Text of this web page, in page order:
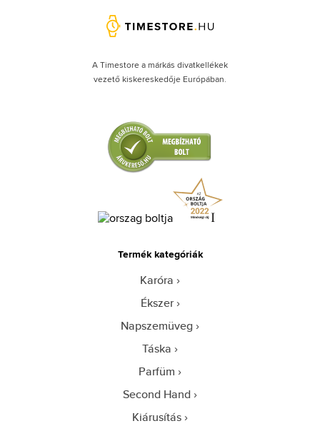
A Timestore a márkás divatkellékek
vezető kiskereskedője Európában.
Termék kategóriák
Karóra
Ékszer
Napszemüveg
Táska
Parfüm
Second Hand
Kiárusítás